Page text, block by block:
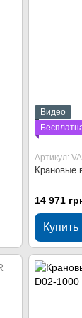
Видео
Артикул:
Крановые
14 971
Купить